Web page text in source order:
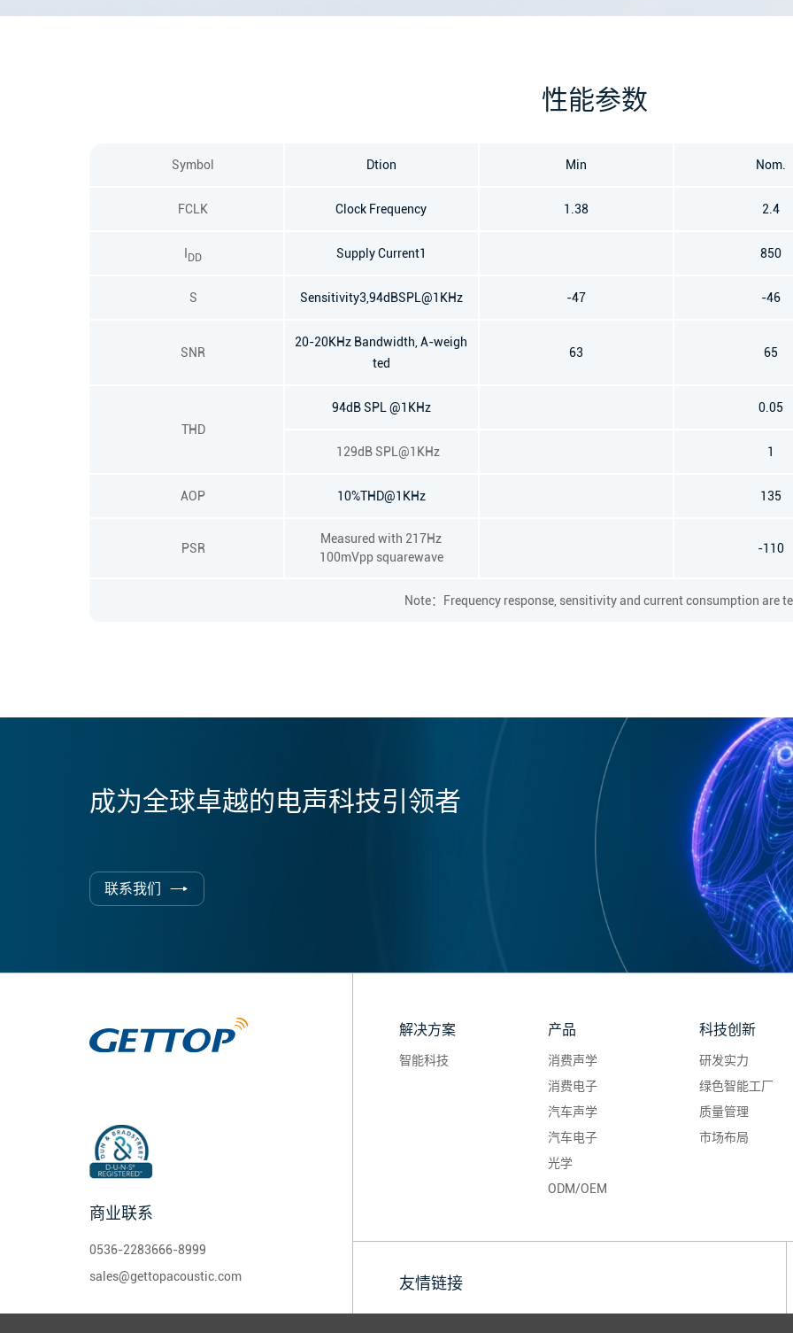
性能参数
Symbol Dtion Min Nom.
FCLK Clock Frequency 1.38 2.4
DD Supply Current1 850
S Sensitivity3,94dBSPL@1KHz -47 -46
SNR
20-20KHz Bandwidth, A-weigh
ted
63 65
THD
94dB SPL @1KHz 0.05
129dB SPL@1KHz 1
AOP 10%THD@1KHz 135
PSR
Measured with 217Hz
100mVpp squarewave
-110
Note：Frequency response, sensitivity and current consumption are
成为全球卓越的电声科技引领者
联系我们
商业联系
0536-2283666-8999
sales@gettopacoustic.com
解决方案
智能科技
产品
消费声学
消费电子
汽车声学
汽车电子
光学
ODM/OEM
科技创新
研发实力
绿色智能工厂
质量管理
市场布局
友情链接